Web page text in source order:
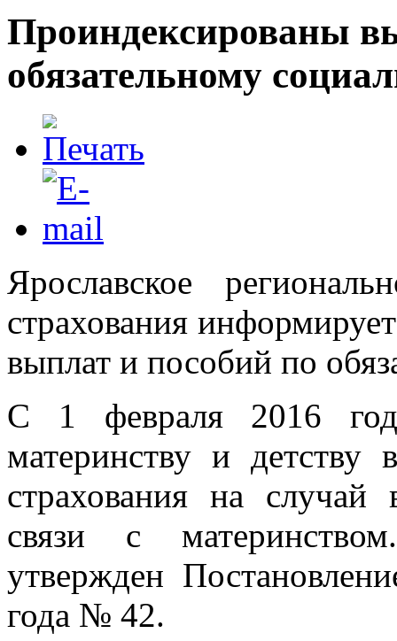
Проиндексированы
обязательному
Ярославское
страхования
выплат и пособий по
С 1 февраля 2016
материнству и детству
страхования на случай
связи с
утвержден
года № 42.